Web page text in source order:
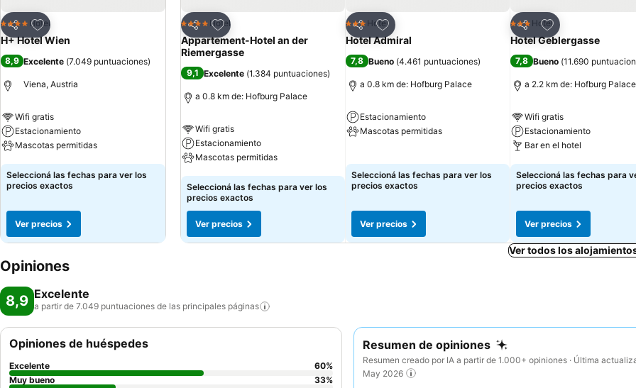
Compartir
Añadir a favoritos
4 EstrellasHotel
H+ Hotel Wien
8,9 Excelente (7.049 puntuaciones)
Viena, Austria
Wifi gratis
Estacionamiento
Mascotas permitidas
Ver precios
Seleccioná las fechas para ver los
precios exactos
Ver precios
Compartir
Añadir a favoritos
4 EstrellasHotel
Appartement-Hotel an der
Riemergasse
9,1 Excelente (1.384 puntuaciones)
a 0.8 km de: Hofburg Palace
Wifi gratis
Estacionamiento
Mascotas permitidas
Ver precios
Seleccioná las fechas para ver los
precios exactos
Ver precios
Compartir
Añadir a favoritos
3 Estrellas
Hotel
Hotel Admiral
7,8 Bueno (4.461 puntuaciones)
a 0.8 km de: Hofburg Palace
Estacionamiento
Mascotas permitidas
Seleccioná las fechas para ver los
precios exactos
Ver precios
Compartir
Añadir a favoritos
3 Estrellas
Hotel
Hotel Geblergasse
7,8 Bueno (11.690
a 2.2 km de: Hofburg Palace
Wifi gratis
Estacionamiento
Bar en el hotel
Ver precios
Seleccioná las fechas para
precios exactos
Ver precios
Ver todos los
Opiniones
8,9 Excelente
a partir de 7.049 puntuaciones de las principales páginas
Resumen de opiniones
Resumen creado por IA a partir de 1.000+ opiniones · Última
May 2026
Opiniones de huéspedes
Excelente 60%
Muy bueno
33%